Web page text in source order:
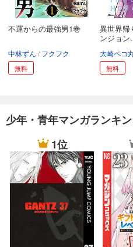
不運からの最強男1巻
中林ずん フクフク
無料
異世界帰
ンジョン
大崎ペコ
無料
少年・青年マンガランキ
1位